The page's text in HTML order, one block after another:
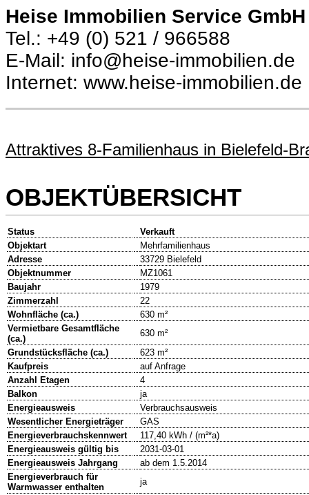
Heise Immobilien Service GmbH
Tel.: +49 (0) 521 / 966588
E-Mail: info@heise-immobilien.de
Internet: www.heise-immobilien.de
Attraktives 8-Familienhaus in Bielefeld-
OBJEKTÜBERSICHT
Status
Verkauft
Objektart
Mehrfamilienhaus
Adresse
33729 Bielefeld
Objektnummer
MZ1061
Baujahr
1979
Zimmerzahl
22
Wohnfläche (ca.)
630 m²
Vermietbare Gesamtfläche
(ca.)
630 m²
Grundstücksfläche (ca.)
623 m²
Kaufpreis
auf Anfrage
Anzahl Etagen
4
Balkon
ja
Energieausweis
Verbrauchsausweis
Wesentlicher Energieträger
GAS
Energieverbrauchskennwert
117,40 kWh / (m²*a)
Energieausweis gültig bis
2031-03-01
Energieausweis Jahrgang
ab dem 1.5.2014
Energieverbrauch für
Warmwasser enthalten
ja